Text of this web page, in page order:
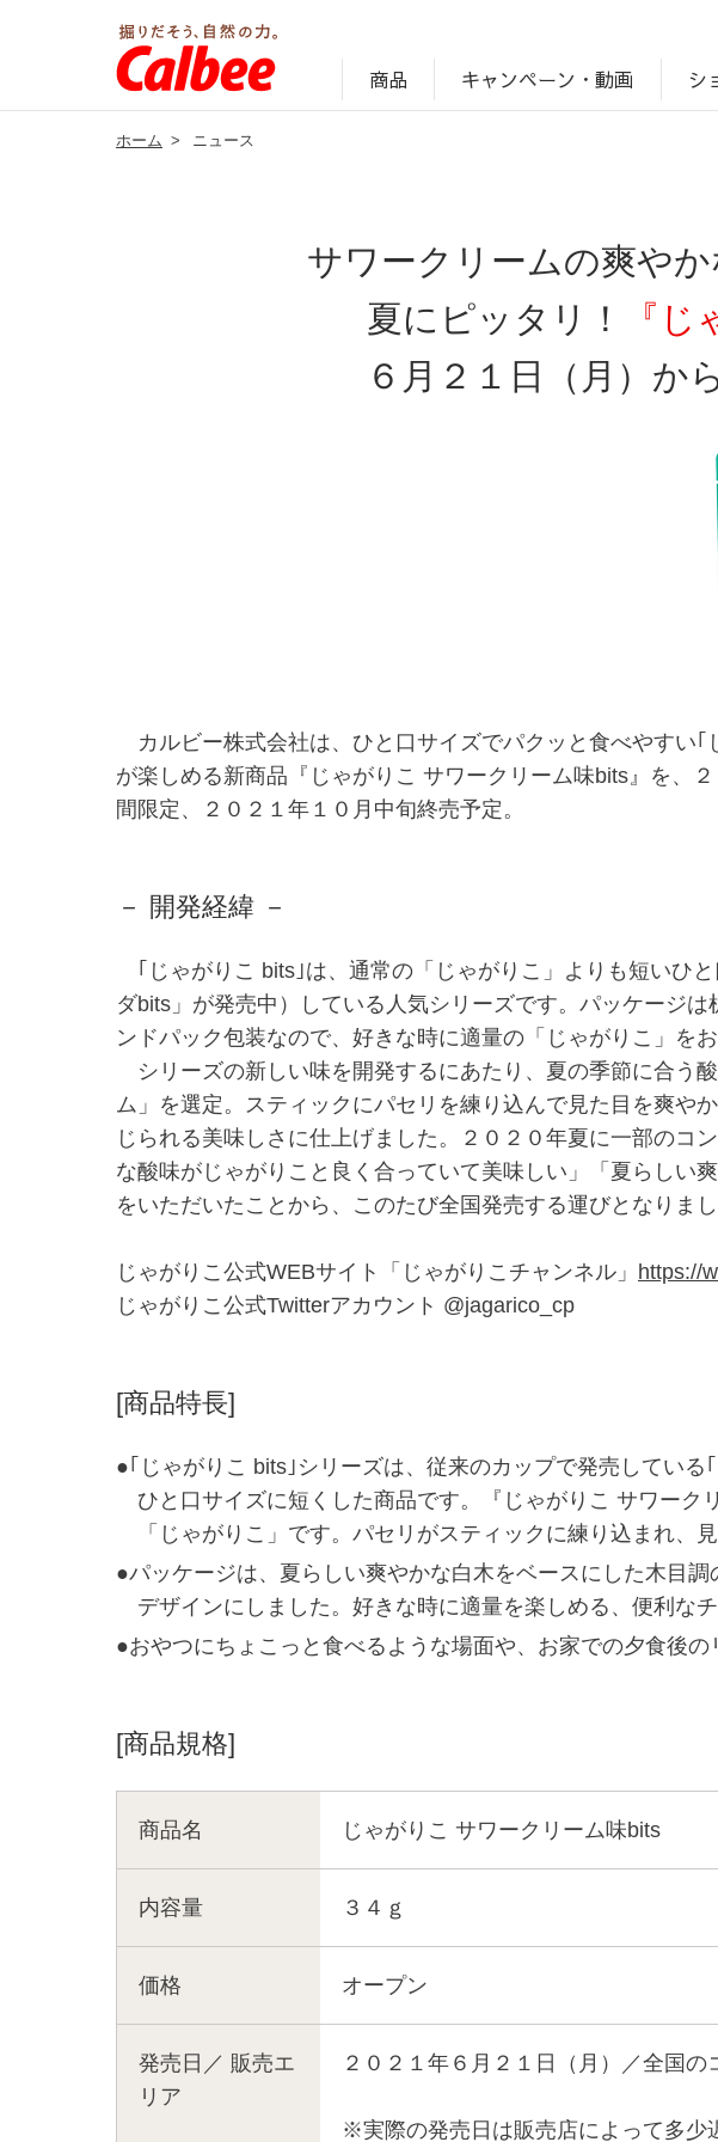
商品 キャンペーン・動画 シ
ホーム > ニュース
サワークリームの爽や
夏にピッタリ！ 『
６月２１日（月）か
カルビー株式会社は、ひと口サイズでパクッと食べやすい
が楽しめる新商品『じゃがりこ サワークリーム味bits』を、
間限定、２０２１年１０月中旬終売予定。
－ 開発経緯 －
｢じゃがりこ bits｣は、通常の「じゃがりこ」よりも短いひ
ダbits」が発売中）している人気シリーズです。パッケージ
ンドパック包装なので、好きな時に適量の「じゃがりこ」を
シリーズの新しい味を開発するにあたり、夏の季節に合う
ム」を選定。スティックにパセリを練り込んで見た目を爽や
じられる美味しさに仕上げました。２０２０年夏に一部のコ
な酸味がじゃがりこと良く合っていて美味しい」「夏らしい
をいただいたことから、このたび全国発売する運びとなりまし
じゃがりこ公式WEBサイト「じゃがりこチャンネル」 https://
じゃがりこ公式Twitterアカウント @jagarico_cp
[商品特長]
●｢じゃがりこ bits｣シリーズは、従来のカップで発売している
ひと口サイズに短くした商品です。『じゃがりこ サワー
「じゃがりこ」です。パセリがスティックに練り込まれ、
●パッケージは、夏らしい爽やかな白木をベースにした木目
デザインにしました。好きな時に適量を楽しめる、便利な
●おやつにちょこっと食べるような場面や、お家での夕食後
[商品規格]
商品名 じゃがりこ サワークリーム味bits
内容量 ３４ｇ
価格 オープン
発売日／ 販売エ
リア
２０２１年６月２１日（月）／全国の
※実際の発売日は販売店によって多少